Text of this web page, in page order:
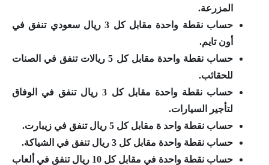
المزرعة.
حساب نقطة واحدة مقابل كل 3 ريال سعودي تنفق في
أون تايم.
حساب نقطة واحدة مقابل كل 5 ريالات تنفق في الصنات
للحقائب.
حساب نقطة واحدة مقابل كل 3 ريال تنفق في الوفاق
لتأجير السيارات.
حساب نقطة واحد ة مقابل كل 5 ريال تنفق في زيبارت.
حساب نقطة واحدة مقابل كل 3 ريال تنفق في الشياكة.
حساب نقطة واحدة في مقابل كل 10 ريال تنفق في ألعاب